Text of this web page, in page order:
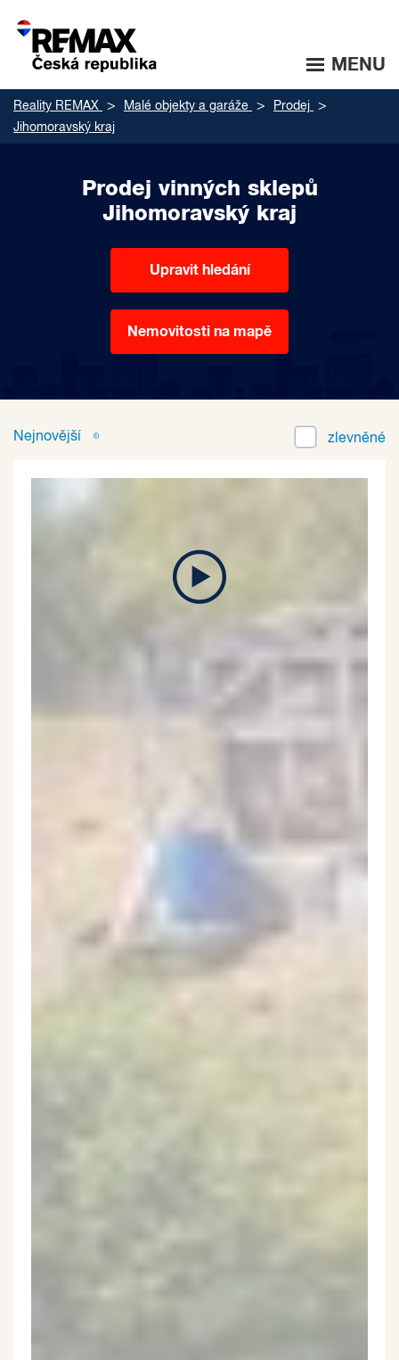
MENU
Reality REMAX Malé objekty a garáže
Prodej
Jihomoravský kraj
Prodej vinných sklepů
Jihomoravský kraj
Upravit hledání
Nemovitosti na mapě
Nejnovější zlevněné